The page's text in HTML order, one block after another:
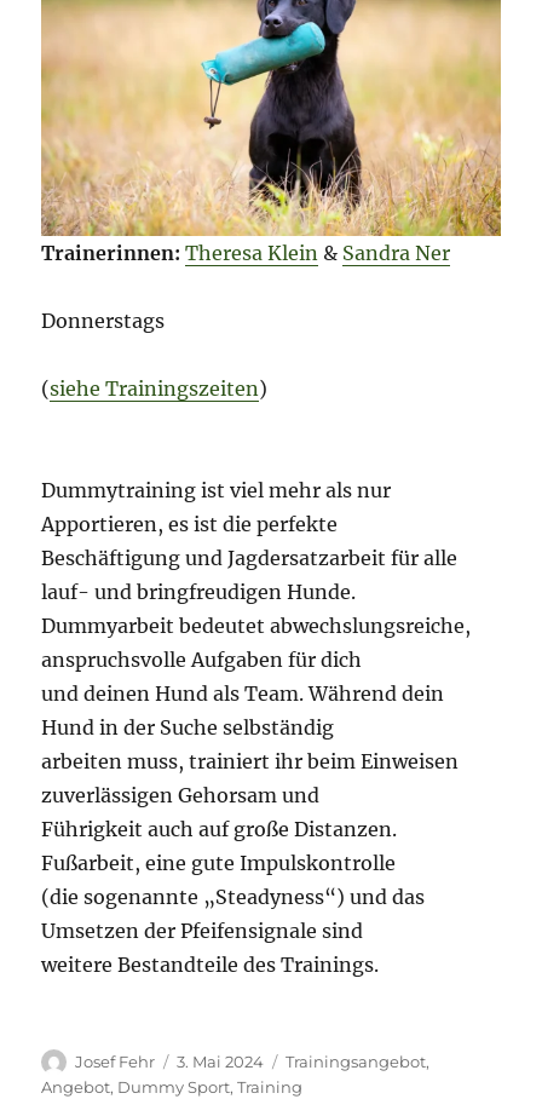
Trainerinnen: Theresa Klein & Sandra Ner
Donnerstags
(siehe Trainingszeiten)
Dummytraining ist viel mehr als nur
Apportieren, es ist die perfekte
Beschäftigung und Jagdersatzarbeit für alle
lauf- und bringfreudigen Hunde.
Dummyarbeit bedeutet abwechslungsreiche,
anspruchsvolle Aufgaben für dich
und deinen Hund als Team. Während dein
Hund in der Suche selbständig
arbeiten muss, trainiert ihr beim Einweisen
zuverlässigen Gehorsam und
Führigkeit auch auf große Distanzen.
Fußarbeit, eine gute Impulskontrolle
(die sogenannte „Steadyness“) und das
Umsetzen der Pfeifensignale sind
weitere Bestandteile des Trainings.
Autor
Josef Fehr
Veröffentlicht
am
3. Mai 2024 Kategorien
Trainingsangebot,
Angebot, Dummy Sport,Training